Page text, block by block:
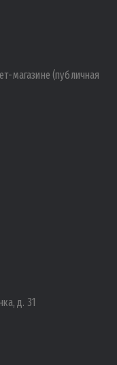
магазине (публичная
д. 31